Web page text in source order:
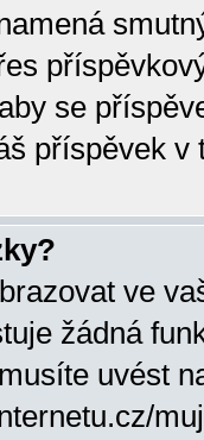
se
příspěvek v
ve
žádná
uvést